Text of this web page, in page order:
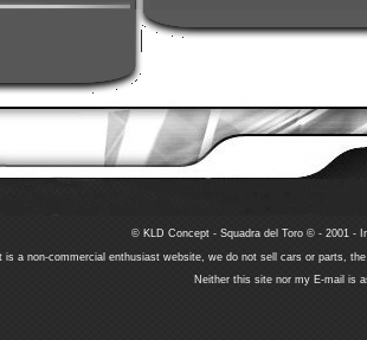
© KLD Concept - Squadra del Toro © - 2001 -
is a non-commercial enthusiast website, we do not sell cars or parts,
Neither this site nor my E-mail is